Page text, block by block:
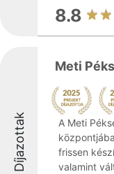
8.8
Díjazottak
Meti
A Meti
frissen
valamint